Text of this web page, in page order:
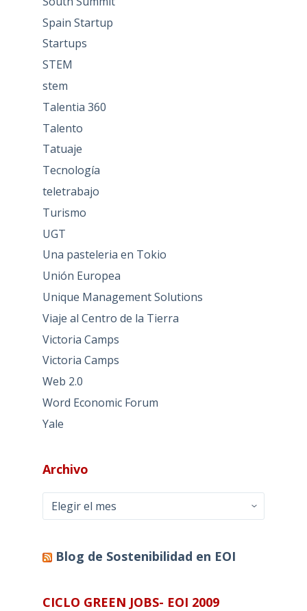
Spain Startup
Startups
STEM
stem
Talentia 360
Talento
Tatuaje
Tecnología
teletrabajo
Turismo
UGT
Una pasteleria en Tokio
Unión Europea
Unique Management Solutions
Viaje al Centro de la Tierra
Victoria Camps
Victoria Camps
Web 2.0
Word Economic Forum
Yale
Archivo
Archivo
Blog de Sostenibilidad en EOI
CICLO GREEN JOBS- EOI 2009